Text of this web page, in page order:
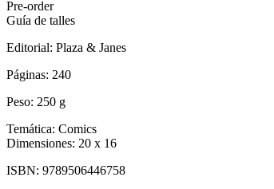
Pre-order
Guía de talles
Editorial: Plaza & Janes
Páginas: 240
Peso: 250 g
Temática: Comics
Dimensiones: 20 x 16
ISBN: 9789506446758